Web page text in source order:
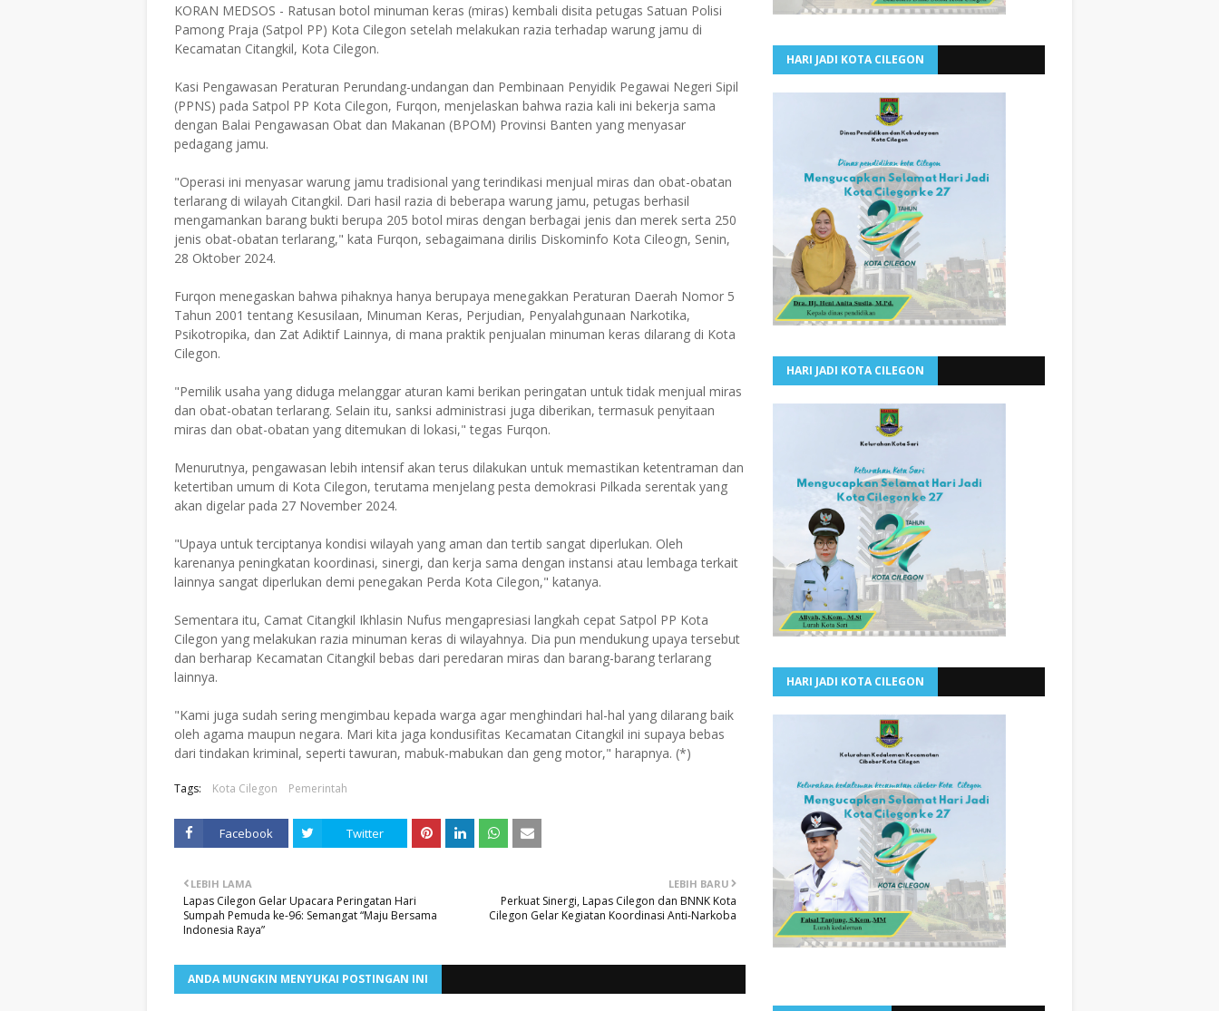
KORAN MEDSOS - Ratusan botol minuman keras (miras) kembali disita petugas Satuan Polisi
Pamong Praja (Satpol PP) Kota Cilegon setelah melakukan razia terhadap warung jamu di
Kecamatan Citangkil, Kota Cilegon.
Kasi Pengawasan Peraturan Perundang-undangan dan Pembinaan Penyidik Pegawai Negeri Sipil
(PPNS) pada Satpol PP Kota Cilegon, Furqon, menjelaskan bahwa razia kali ini bekerja sama
dengan Balai Pengawasan Obat dan Makanan (BPOM) Provinsi Banten yang menyasar
pedagang jamu.
"Operasi ini menyasar warung jamu tradisional yang terindikasi menjual miras dan obat-obatan
terlarang di wilayah Citangkil. Dari hasil razia di beberapa warung jamu, petugas berhasil
mengamankan barang bukti berupa 205 botol miras dengan berbagai jenis dan merek serta 250
jenis obat-obatan terlarang," kata Furqon, sebagaimana dirilis Diskominfo Kota Cileogn, Senin,
28 Oktober 2024.
Furqon menegaskan bahwa pihaknya hanya berupaya menegakkan Peraturan Daerah Nomor 5
Tahun 2001 tentang Kesusilaan, Minuman Keras, Perjudian, Penyalahgunaan Narkotika,
Psikotropika, dan Zat Adiktif Lainnya, di mana praktik penjualan minuman keras dilarang di Kota
Cilegon.
"Pemilik usaha yang diduga melanggar aturan kami berikan peringatan untuk tidak menjual miras
dan obat-obatan terlarang. Selain itu, sanksi administrasi juga diberikan, termasuk penyitaan
miras dan obat-obatan yang ditemukan di lokasi," tegas Furqon.
Menurutnya, pengawasan lebih intensif akan terus dilakukan untuk memastikan ketentraman dan
ketertiban umum di Kota Cilegon, terutama menjelang pesta demokrasi Pilkada serentak yang
akan digelar pada 27 November 2024.
"Upaya untuk terciptanya kondisi wilayah yang aman dan tertib sangat diperlukan. Oleh
karenanya peningkatan koordinasi, sinergi, dan kerja sama dengan instansi atau lembaga terkait
lainnya sangat diperlukan demi penegakan Perda Kota Cilegon," katanya.
Sementara itu, Camat Citangkil Ikhlasin Nufus mengapresiasi langkah cepat Satpol PP Kota
Cilegon yang melakukan razia minuman keras di wilayahnya. Dia pun mendukung upaya tersebut
dan berharap Kecamatan Citangkil bebas dari peredaran miras dan barang-barang terlarang
lainnya.
"Kami juga sudah sering mengimbau kepada warga agar menghindari hal-hal yang dilarang baik
oleh agama maupun negara. Mari kita jaga kondusifitas Kecamatan Citangkil ini supaya bebas
dari tindakan kriminal, seperti tawuran, mabuk-mabukan dan geng motor," harapnya. (*)
Tags: Kota Cilegon Pemerintah
Facebook Twitter
LEBIH BARU
Perkuat Sinergi, Lapas Cilegon dan BNNK Kota
Cilegon Gelar Kegiatan Koordinasi Anti-Narkoba
LEBIH LAMA
Lapas Cilegon Gelar Upacara Peringatan Hari
Sumpah Pemuda ke-96: Semangat “Maju Bersama
Indonesia Raya”
ANDA MUNGKIN MENYUKAI POSTINGAN INI
HARI JADI KOTA CILEGON
HARI JADI KOTA CILEGON
HARI JADI KOTA CILEGON